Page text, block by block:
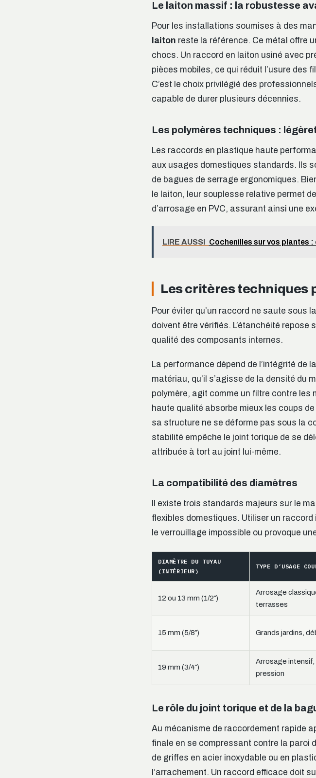
Le laiton massif : la robustesse
Pour les installations soumises à des
laiton reste la référence. Ce métal offre
chocs. Un raccord en laiton usiné avec
pièces mobiles, ce qui réduit l’usure des
C’est le choix privilégié des
capable de durer plusieurs décennies.
Les polymères techniques :
Les raccords en plastique haute
aux usages domestiques standards. Ils
de bagues de serrage ergonomiques.
le laiton, leur souplesse relative permet
d’arrosage en PVC, assurant ainsi une
LIRE AUSSI Cochenilles sur vos plantes
Les critères techniques
Pour éviter qu’un raccord ne saute sous
doivent être vérifiés. L’étanchéité repose
qualité des composants internes.
La performance dépend de l’intégrité de
matériau, qu’il s’agisse de la densité du
polymère, agit comme un filtre contre les
haute qualité absorbe mieux les coups
sa structure ne se déforme pas sous la
stabilité empêche le joint torique de se
attribuée à tort au joint lui-même.
La compatibilité des diamètres
Il existe trois standards majeurs sur le
flexibles domestiques. Utiliser un
le verrouillage impossible ou provoque
DIAMÈTRE DU TUYAU
(INTÉRIEUR)
TYPE D’USAGE
12 ou 13 mm (1/2″)
Arrosage
terrasses
15 mm (5/8″) Grands jardins,
19 mm (3/4″)
Arrosage
pression
Le rôle du joint torique et de la
Au mécanisme de raccordement rapide
finale en se compressant contre la paroi
de griffes en acier inoxydable ou en
l’arrachement. Un raccord efficace doit